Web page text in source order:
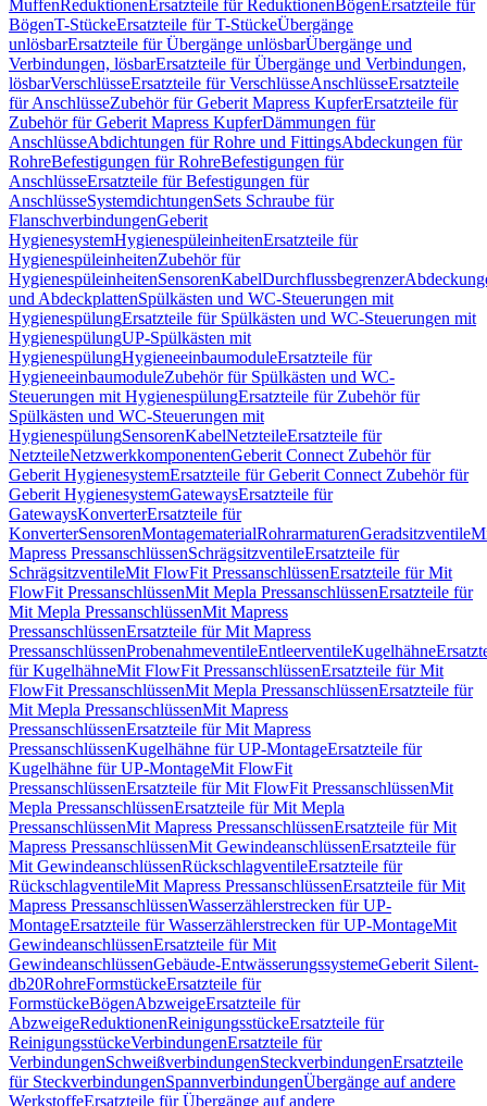
MuffenReduktionenErsatzteile für ReduktionenBögenErsatzteile für
BögenT-StückeErsatzteile für T-StückeÜbergänge
unlösbarErsatzteile für Übergänge unlösbarÜbergänge und
Verbindungen, lösbarErsatzteile für Übergänge und Verbindungen,
lösbarVerschlüsseErsatzteile für VerschlüsseAnschlüsseErsatzteile
für AnschlüsseZubehör für Geberit Mapress KupferErsatzteile für
Zubehör für Geberit Mapress KupferDämmungen für
AnschlüsseAbdichtungen für Rohre und FittingsAbdeckungen für
RohreBefestigungen für RohreBefestigungen für
AnschlüsseErsatzteile für Befestigungen für
AnschlüsseSystemdichtungenSets Schraube für
FlanschverbindungenGeberit
HygienesystemHygienespüleinheitenErsatzteile für
HygienespüleinheitenZubehör für
HygienespüleinheitenSensorenKabelDurchflussbegrenzer
und AbdeckplattenSpülkästen und WC-Steuerungen mit
HygienespülungErsatzteile für Spülkästen und WC-Steuerungen mit
HygienespülungUP-Spülkästen mit
HygienespülungHygieneeinbaumoduleErsatzteile für
HygieneeinbaumoduleZubehör für Spülkästen und WC-
Steuerungen mit HygienespülungErsatzteile für Zubehör für
Spülkästen und WC-Steuerungen mit
HygienespülungSensorenKabelNetzteileErsatzteile für
NetzteileNetzwerkkomponentenGeberit Connect Zubehör für
Geberit HygienesystemErsatzteile für Geberit Connect Zubehör für
Geberit HygienesystemGatewaysErsatzteile für
GatewaysKonverterErsatzteile für
KonverterSensorenMontagematerialRohrarmaturenGeradsitzventile
Mapress PressanschlüssenSchrägsitzventileErsatzteile für
SchrägsitzventileMit FlowFit PressanschlüssenErsatzteile für Mit
FlowFit PressanschlüssenMit Mepla PressanschlüssenErsatzteile für
Mit Mepla PressanschlüssenMit Mapress
PressanschlüssenErsatzteile für Mit Mapress
PressanschlüssenProbenahmeventileEntleerventileKugelhähne
für KugelhähneMit FlowFit PressanschlüssenErsatzteile für Mit
FlowFit PressanschlüssenMit Mepla PressanschlüssenErsatzteile für
Mit Mepla PressanschlüssenMit Mapress
PressanschlüssenErsatzteile für Mit Mapress
PressanschlüssenKugelhähne für UP-MontageErsatzteile für
Kugelhähne für UP-MontageMit FlowFit
PressanschlüssenErsatzteile für Mit FlowFit PressanschlüssenMit
Mepla PressanschlüssenErsatzteile für Mit Mepla
PressanschlüssenMit Mapress PressanschlüssenErsatzteile für Mit
Mapress PressanschlüssenMit GewindeanschlüssenErsatzteile für
Mit GewindeanschlüssenRückschlagventileErsatzteile für
RückschlagventileMit Mapress PressanschlüssenErsatzteile für Mit
Mapress PressanschlüssenWasserzählerstrecken für UP-
MontageErsatzteile für Wasserzählerstrecken für UP-MontageMit
GewindeanschlüssenErsatzteile für Mit
GewindeanschlüssenGebäude-EntwässerungssystemeGeberit Silent-
db20RohreFormstückeErsatzteile für
FormstückeBögenAbzweigeErsatzteile für
AbzweigeReduktionenReinigungsstückeErsatzteile für
ReinigungsstückeVerbindungenErsatzteile für
VerbindungenSchweißverbindungenSteckverbindungenErsatzteile
für SteckverbindungenSpannverbindungenÜbergänge auf andere
WerkstoffeErsatzteile für Übergänge auf andere